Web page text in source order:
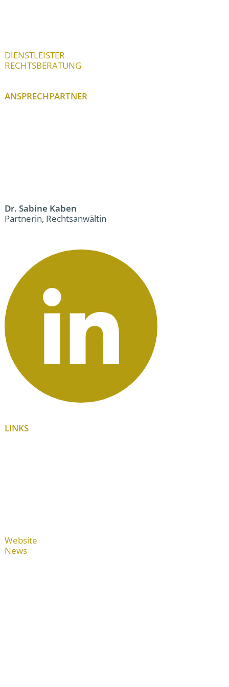
DIENSTLEISTER
RECHTSBERATUNG
ANSPRECHPARTNER
Dr. Sabine Kaben
Partnerin, Rechtsanwältin
LINKS
Website
News